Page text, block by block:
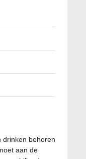
drinken behoren
aan de